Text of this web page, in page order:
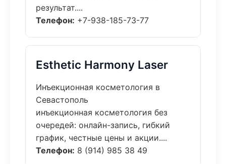
результат....
Телефон: +7-938-185-73-77
Esthetic Harmony Laser
Инъекционная косметология в
Севастополь
инъекционная косметология без
очередей: онлайн-запись, гибкий
график, честные цены и акции....
Телефон: 8 (914) 985 38 49